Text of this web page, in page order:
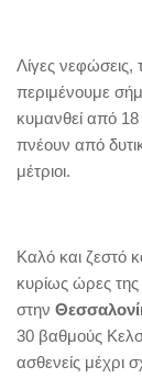
Λίγες νεφώσεις,
περιμένουμε
κυμανθεί από
πνέουν από
μέτριοι.
Καλό και ζεστό
κυρίως ώρες
στην
30 βαθμούς
ασθενείς μέχρι